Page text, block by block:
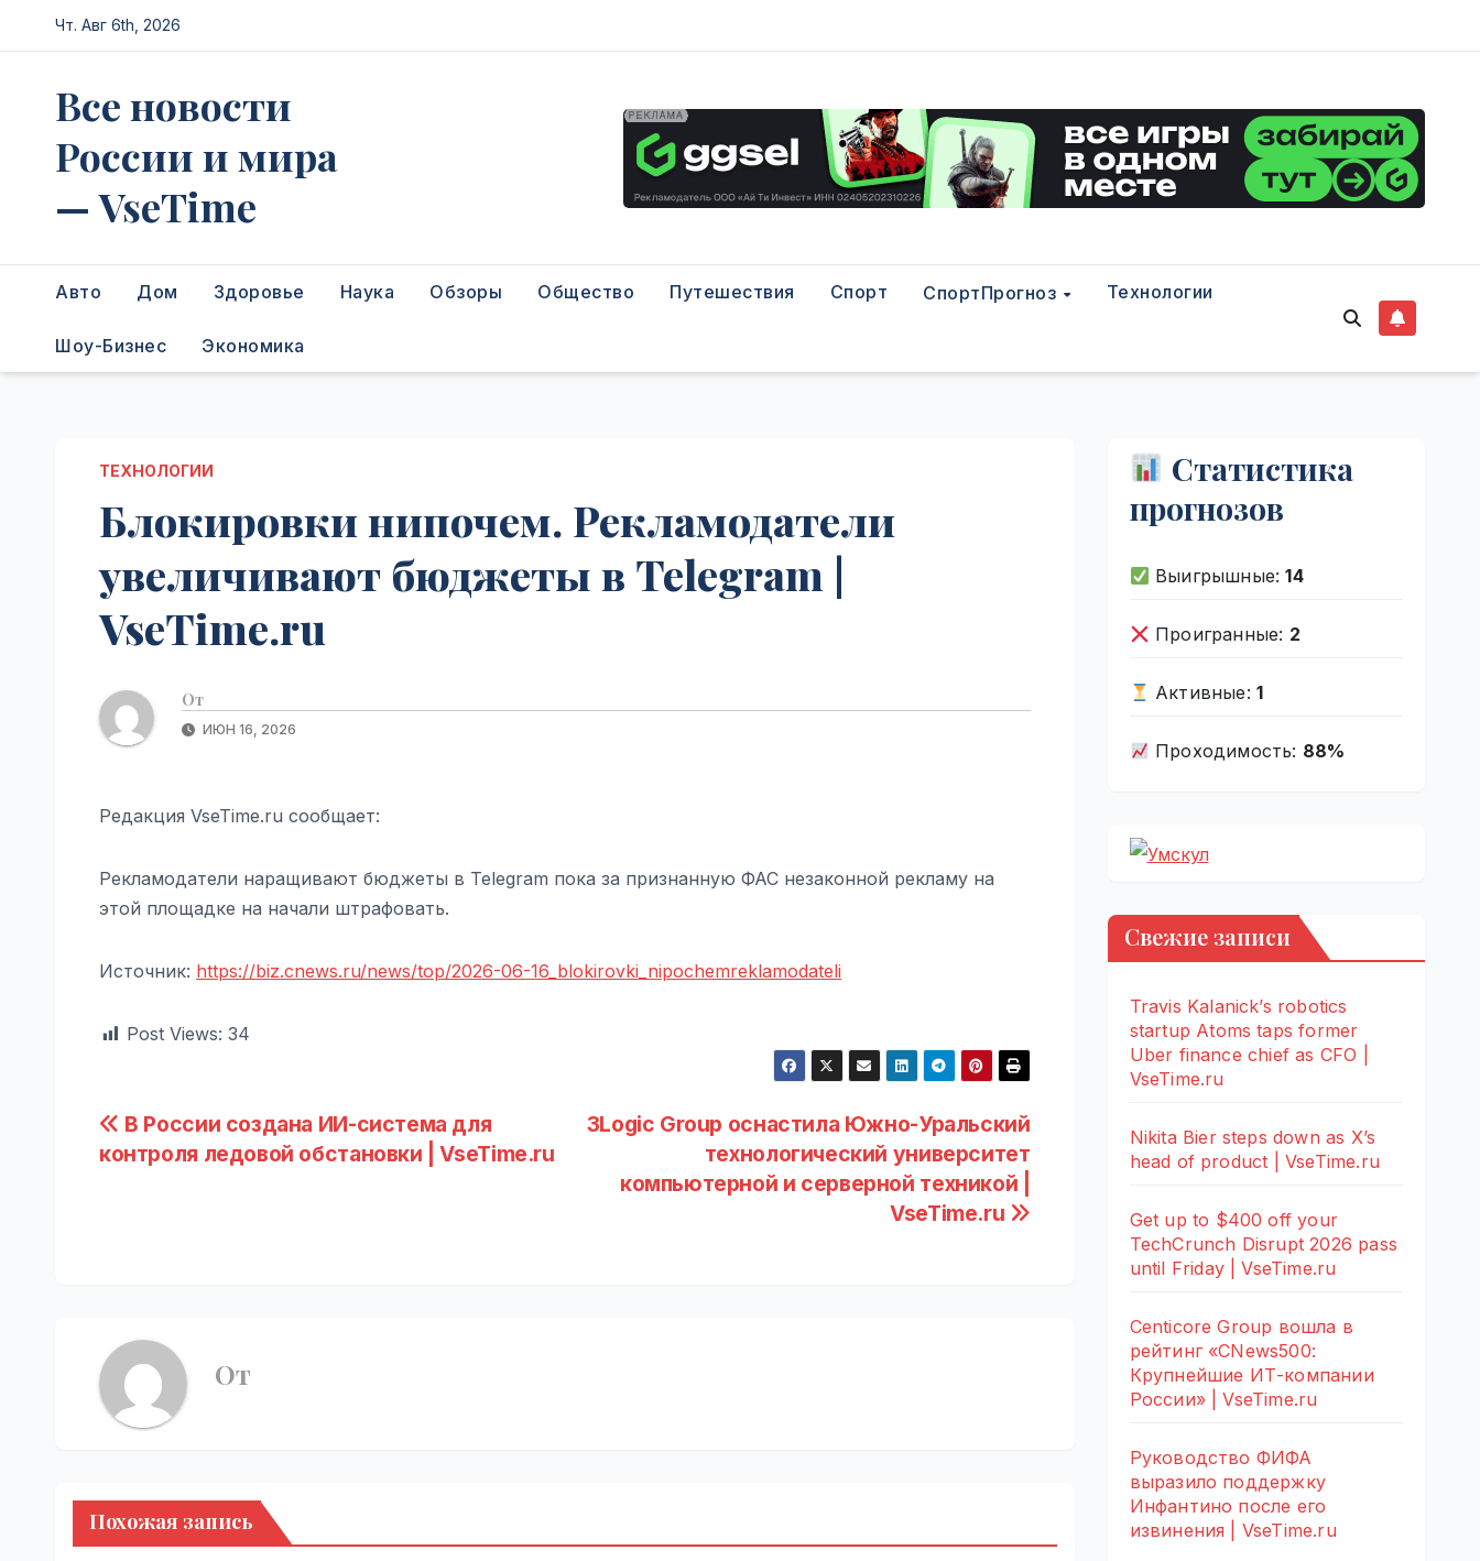
Перейти
к
Чт. Авг 6th, 2026
Все новости
России и мира
— VseTime
Авто Дом Здоровье Наука Обзоры Общество Путешествия Спорт СпортПрогноз Технологии
Шоу-Бизнес Экономика
ТЕХНОЛОГИИ
Блокировки нипочем. Рекламодатели
увеличивают бюджеты в Telegram |
VseTime.ru
От
ИЮН 16, 2026
Редакция VseTime.ru сообщает:
Рекламодатели наращивают бюджеты в Telegram пока за признанную ФАС незаконной рекламу на
этой площадке на начали штрафовать.
Источник: https://biz.cnews.ru/news/top/2026-06-16_blokirovki_nipochemreklamodateli
Post Views: 34
Навигация
по
3Logic Group оснастила Южно-Уральский
технологический университет
компьютерной и серверной техникой |
VseTime.ru
В России создана ИИ-система для
контроля ледовой обстановки | VseTime.ru
От
Похожая запись
Статистика
прогнозов
Выигрышные:14
Проигранные: 2
Активные: 1
Проходимость: 88%
Свежие записи
Travis Kalanick’s robotics
startup Atoms taps former
Uber finance chief as CFO |
VseTime.ru
Nikita Bier steps down as X’s
head of product | VseTime.ru
Get up to $400 off your
TechCrunch Disrupt 2026 pass
until Friday | VseTime.ru
Centicore Group вошла в
рейтинг «CNews500:
Крупнейшие ИТ-компании
России» | VseTime.ru
Руководство ФИФА
выразило поддержку
Инфантино после его
извинения | VseTime.ru